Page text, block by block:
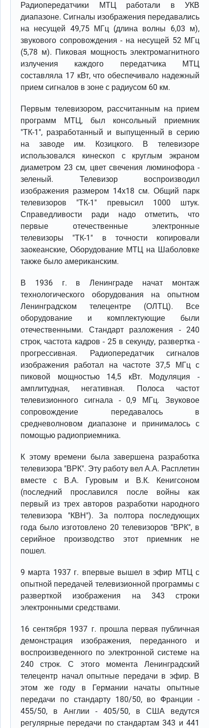
Радиопередатчики МТЦ работали в УКВ
диапазоне. Сигналы изображения передавались
на несущей 49,75 МГц (длина волны 6,03 м),
звукового сопровождения - на несущей 52 МГц
(5,78 м). Пиковая мощность электромагнитного
излучения каждого передатчика МТЦ
составляла 17 кВт, что обеспечивало надежный
прием сигналов в зоне с радиусом 60 км.
Первым телевизором, рассчитанным на прием
программ МТЦ, был консольный приемник
"ТК-1", разработанный и выпущенный в серию
на заводе им. Козицкого. В телевизоре
использовался кинескоп с круглым экраном
диаметром 23 см, цвет свечения люминофора -
зеленый. Телевизор воспроизводил
изображения размером 14х18 см. Общий парк
телевизоров "ТК-1" превысил 1000 штук.
Справедливости ради надо отметить, что
первые отечественные электронные
телевизоры "ТК-1" в точности копировали
заокеанские, Оборудование МТЦ на Шаболовке
также было американским.
В 1936 г. в Ленинграде начат монтаж
технологического оборудования на опытном
Ленинградском телецентре (ОЛТЦ). Все
оборудование и комплектующие были
отечественными. Стандарт разложения - 240
строк, частота кадров - 25 в секунду, развертка -
прогрессивная. Радиопередатчик сигналов
изображения работал на частоте 37,5 МГц с
пиковой мощностью 14,5 кВт. Модуляция -
амплитудная, негативная. Полоса частот
телевизионного сигнала - 0,9 МГц. Звуковое
сопровождение передавалось в
средневолновом диапазоне и принималось с
помощью радиоприемника.
К этому времени была завершена разработка
телевизора "ВРК". Эту работу вел А.А. Расплетин
вместе с В.А. Гуровым и В.К. Кенигсоном
(последний прославился после войны как
первый из трех авторов разработки народного
телевизора "КВН"). За полтора последующих
года было изготовлено 20 телевизоров "ВРК", в
серийное производство этот приемник не
пошел.
9 марта 1937 г. впервые вышел в эфир МТЦ с
опытной передачей телевизионной программы с
разверткой изображения на 343 строки
электронными средствами.
16 сентября 1937 г. прошла первая публичная
демонстрация изображения, переданного и
воспроизведенного по электронной системе на
240 строк. С этого момента Ленинградский
телецентр начал опытные передачи в эфир. В
этом же году в Германии начаты опытные
передачи по стандарту 180/50, во Франции -
455/50, в Англии - 405/50, в США ведутся
регулярные передачи по стандартам 343 и 441